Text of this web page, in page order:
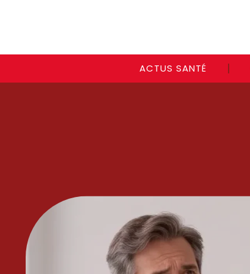
ACTUS SANTÉ